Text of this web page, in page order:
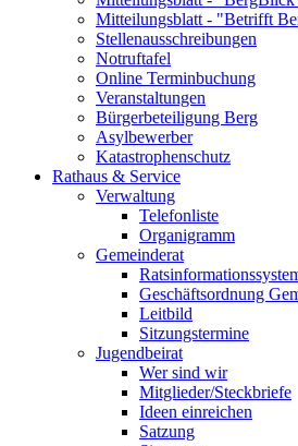
Mitteilungsblatt - "Betrifft
Stellenausschreibungen
Notruftafel
Online Terminbuchung
Veranstaltungen
Bürgerbeteiligung Berg
Asylbewerber
Katastrophenschutz
Rathaus & Service
Verwaltung
Telefonliste
Organigramm
Gemeinderat
Geschäftsordnung
Leitbild
Sitzungstermine
Jugendbeirat
Wer sind wir
Mitglieder/Steckbriefe
Ideen einreichen
Satzung